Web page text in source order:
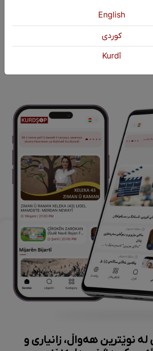
+964 751 430 3262
+964 751 460 9262
info@kurdshop.net
لە نوێترین هەواڵ، زانیاری و
English
كوردی
Kurdî